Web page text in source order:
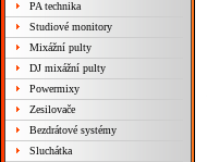
PA technika
Studiové monitory
Mixážní pulty
DJ mixážní pulty
Powermixy
Zesilovače
Bezdrátové systémy
Sluchátka